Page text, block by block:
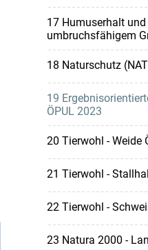
17 Humuserhalt
umbruchsfähigem
18 Naturschutz
19
ÖPUL 2023
20 Tierwohl - Weide
21 Tierwohl -
22 Tierwohl -
23 Natura 2000 -